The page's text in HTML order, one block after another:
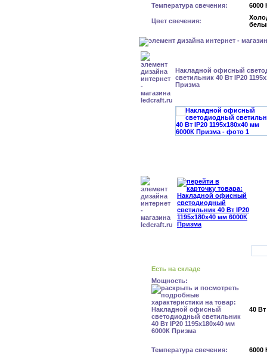
Температура свечения: 6000
Цвет свечения:
Накладной офисный
светильник 40 Вт IP20
Призма
Есть на складе
Мощность:
40 Вт
Температура свечения: 6000